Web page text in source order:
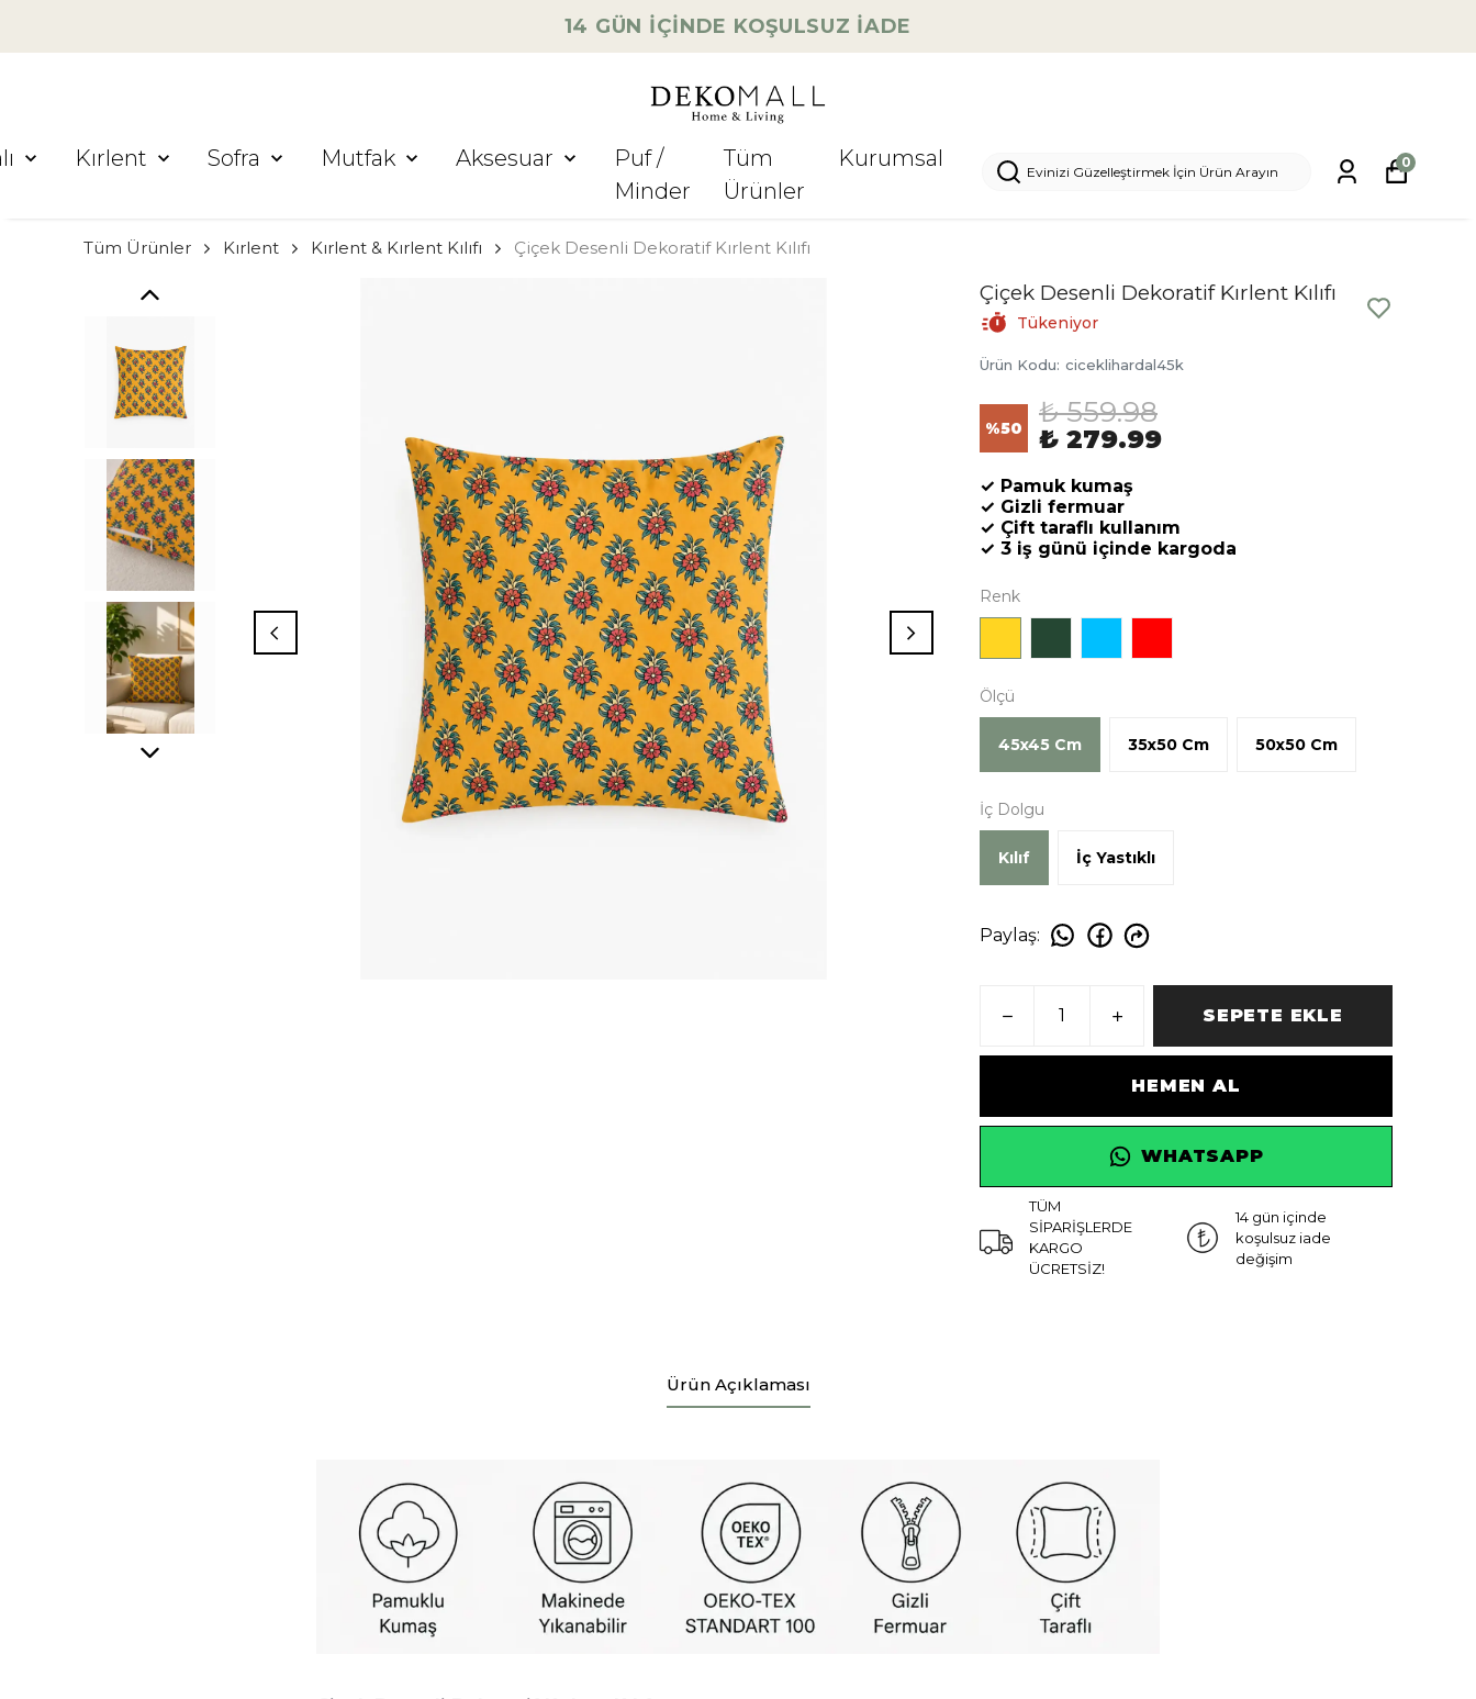
14 GÜN İÇİNDE KOŞULSUZ İADE
Kırlent Sofra Mutfak Aksesuar
Puf /
Minder
Tüm
Ürünler
Kurumsal 0
Tüm Ürünler Kırlent Kırlent & Kırlent Kılıfı Çiçek Desenli Dekoratif Kırlent Kılıfı
Çiçek Desenli Dekoratif Kırlent Kılıfı
Tükeniyor
Ürün Kodu: ciceklihardal45k
%50 ₺ 559.98
₺ 279.99
✓ Pamuk kumaş
✓ Gizli fermuar
✓ Çift taraflı kullanım
✓ 3 iş günü içinde kargoda
Renk
Ölçü
45x45 Cm 35x50 Cm 50x50 Cm
İç Dolgu
Kılıf İç Yastıklı
Paylaş:
SEPETE EKLE
HEMEN AL
WHATSAPP
TÜM
SİPARİŞLERDE
KARGO
ÜCRETSİZ!
14 gün içinde
koşulsuz iade
değişim
Ürün Açıklaması